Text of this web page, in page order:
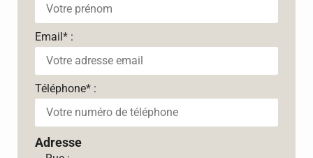
Email* :
Téléphone* :
Adresse